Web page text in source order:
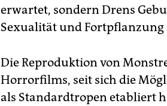
erwartet, sondern Drens
Sexualität und
Die Reproduktion von
Horrorfilms, seit sich die
als Standardtropen etabliert